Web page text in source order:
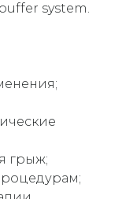
system.
грыж;